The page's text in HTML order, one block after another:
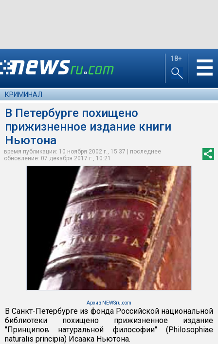
18+ ☰
КРИМИНАЛ
В Петербурге похищено
прижизненное издание книги
Ньютона
время публикации: 10 ноября 2002 г., 15:37 | последнее
обновление: 07 декабря 2017 г., 10:21
Архив NEWSru.com
В Санкт-Петербурге из фонда Российской национальной
библиотеки похищено прижизненное издание
"Принципов натуральной философии" (Philosophiae
naturalis principia) Исаака Ньютона.